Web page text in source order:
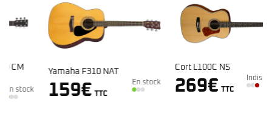
Yamaha F310 NAT
159 € TTC
Cort L100C NS
269€ TTC
Indisponible